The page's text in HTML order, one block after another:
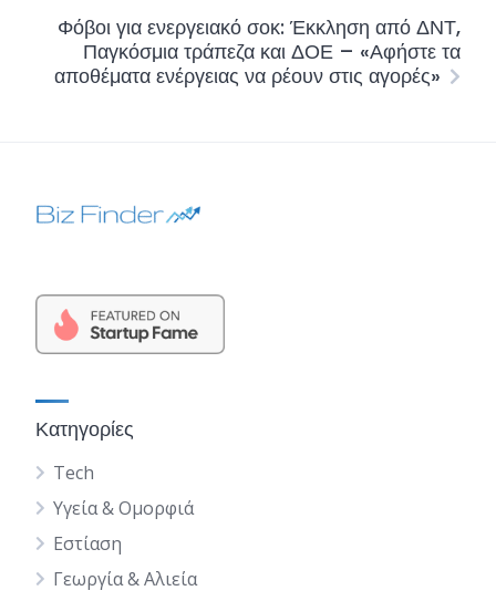
Φόβοι για ενεργειακό σοκ: Έκκληση από ΔΝΤ,
Παγκόσμια τράπεζα και ΔΟΕ – «Αφήστε τα
αποθέματα ενέργειας να ρέουν στις αγορές»
Κατηγορίες
Tech
Υγεία & Ομορφιά
Εστίαση
Γεωργία & Αλιεία